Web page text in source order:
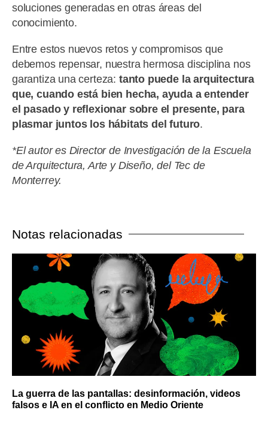
soluciones generadas en otras áreas del
conocimiento.
Entre estos nuevos retos y compromisos que
debemos repensar, nuestra hermosa disciplina nos
garantiza una certeza: tanto puede la arquitectura
que, cuando está bien hecha, ayuda a entender
el pasado y reflexionar sobre el presente, para
plasmar juntos los hábitats del futuro.
*El autor es Director de Investigación de la Escuela
de Arquitectura, Arte y Diseño, del Tec de
Monterrey.
Notas relacionadas
La guerra de las pantallas: desinformación, videos
falsos e IA en el conflicto en Medio Oriente